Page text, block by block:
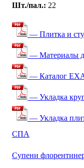
Шт./пал.: 22
— Плитка и
— Материалы
— Каталог
— Укладка
— Укладка
СПА
Супени